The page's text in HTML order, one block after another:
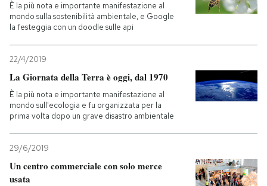
È la più nota e importante manifestazione al
mondo sulla sostenibilità ambientale, e Google
la festeggia con un doodle sulle api
22/4/2019
La Giornata della Terra è oggi, dal 1970
È la più nota e importante manifestazione al
mondo sull'ecologia e fu organizzata per la
prima volta dopo un grave disastro ambientale
29/6/2019
Un centro commerciale con solo merce
usata